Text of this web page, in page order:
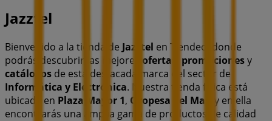
Jazztel
Bienvenido a la tienda de Jazztel en Tiendeo, donde
podrás descubrir las mejores ofertas promocionesy
catálogos de esta destacada marca del sector de
Informática y Electrónica. Nuestra tienda física está
ubicada en Plaza Mayor 1, Oropesa del Mar
, y en ella
encontrarás una amplia gama de productos de calidad